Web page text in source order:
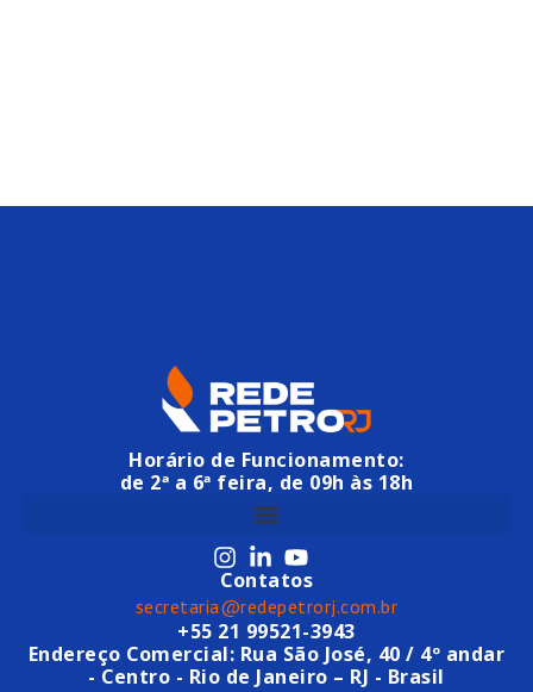
Horário de Funcionamento:
de 2ª a 6ª feira, de 09h às 18h
Contatos
secretaria@redepetrorj.com.br
+55 21 99521-3943
Endereço Comercial: Rua São José, 40 / 4º andar
- Centro - Rio de Janeiro – RJ - Brasil